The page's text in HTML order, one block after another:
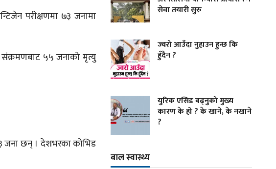
परीक्षणमा ७३ जनामा
५५ जनाको मृत्यु
जना छन् । देशभरका कोभिड
सेवा तयारी सुरु
ज्वरो आउँदा नुहाउन हुन्छ कि
हुँदैन ?
युरिक एसिड बढ्नुको मुख्य
कारण के हो ? के खाने, के नखाने
?
बाल स्वास्थ्य